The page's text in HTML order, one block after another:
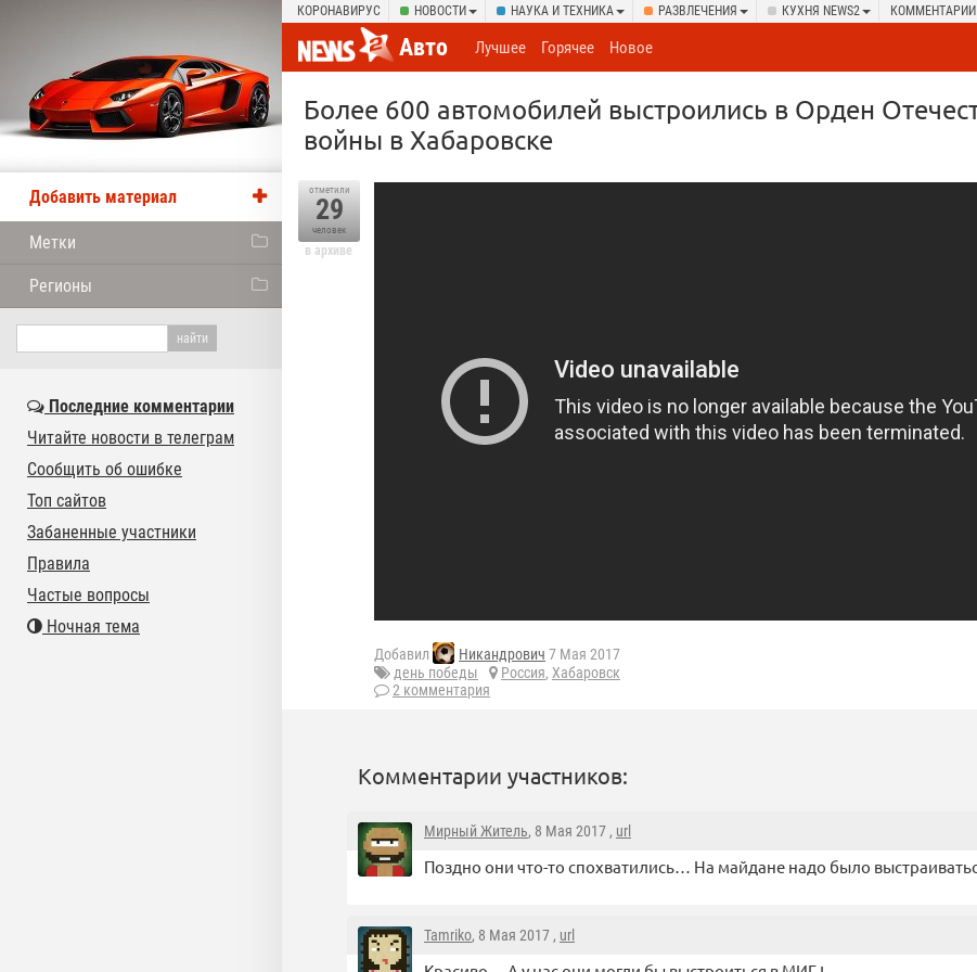
КОРОНАВИРУС НОВОСТИ НАУКА И ТЕХНИКА РАЗВЛЕЧЕНИЯ КУХНЯ NEWS2 КОММЕНТАРИИ
Авто Лучшее Горячее Новое
Более 600 автомобилей выстроились в Орден
войны в Хабаровске
отметили
29
человек
в архиве
Добавил Никандрович 7 Мая 2017
день победы
Россия, Хабаровск
2 комментария
Комментарии участников:
Мирный Житель, 8 Мая 2017 , url
Поздно они что-то спохватились… На майдане надо было
Tamriko, 8 Мая 2017 , url
Добавить материал
Метки
Регионы
Последние комментарии
Читайте новости в телеграм
Сообщить об ошибке
Топ сайтов
Забаненные участники
Правила
Частые вопросы
Ночная тема